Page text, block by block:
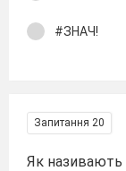
#ЗНАЧ!
Запитання 20
Як називають